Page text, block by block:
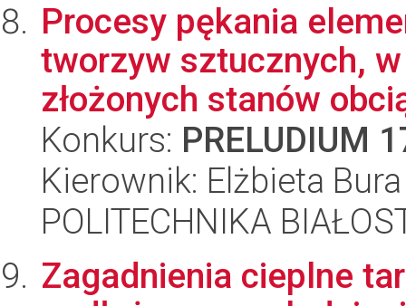
Procesy pękania
tworzyw sztucznych,
złożonych stanów
Konkurs: PRELUDIUM
Kierownik: Elżbieta Bura
POLITECHNIKA
Zagadnienia cieplne